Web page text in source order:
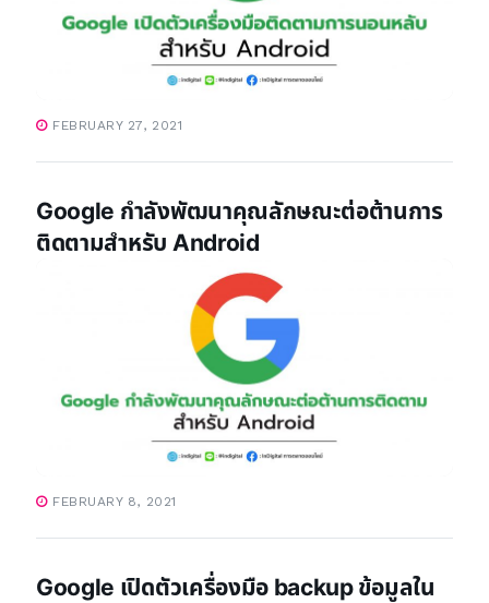
FEBRUARY 27, 2021
Google กำลังพัฒนาคุณลักษณะต่อต้านการ
ติดตามสำหรับ Android
FEBRUARY 8, 2021
Google เปิดตัวเครื่องมือ backup ข้อมูลใน